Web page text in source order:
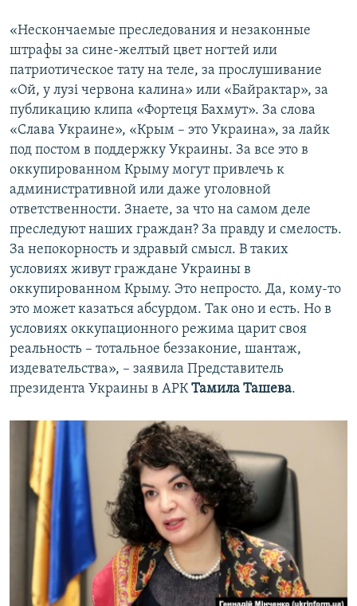
«Нескончаемые преследования и незаконные
штрафы за сине-желтый цвет ногтей или
патриотическое тату на теле, за прослушивание
«Ой, у лузі червона калина» или «Байрактар», за
публикацию клипа «Фортеця Бахмут». За слова
«Слава Украине», «Крым – это Украина», за лайк
под постом в поддержку Украины. За все это в
оккупированном Крыму могут привлечь к
административной или даже уголовной
ответственности. Знаете, за что на самом деле
преследуют наших граждан? За правду и смелость.
За непокорность и здравый смысл. В таких
условиях живут граждане Украины в
оккупированном Крыму. Это непросто. Да, кому-то
это может казаться абсурдом. Так оно и есть. Но в
условиях оккупационного режима царит своя
реальность – тотальное беззаконие, шантаж,
издевательства», – заявила Представитель
президента Украины в АРКТамила Ташева.